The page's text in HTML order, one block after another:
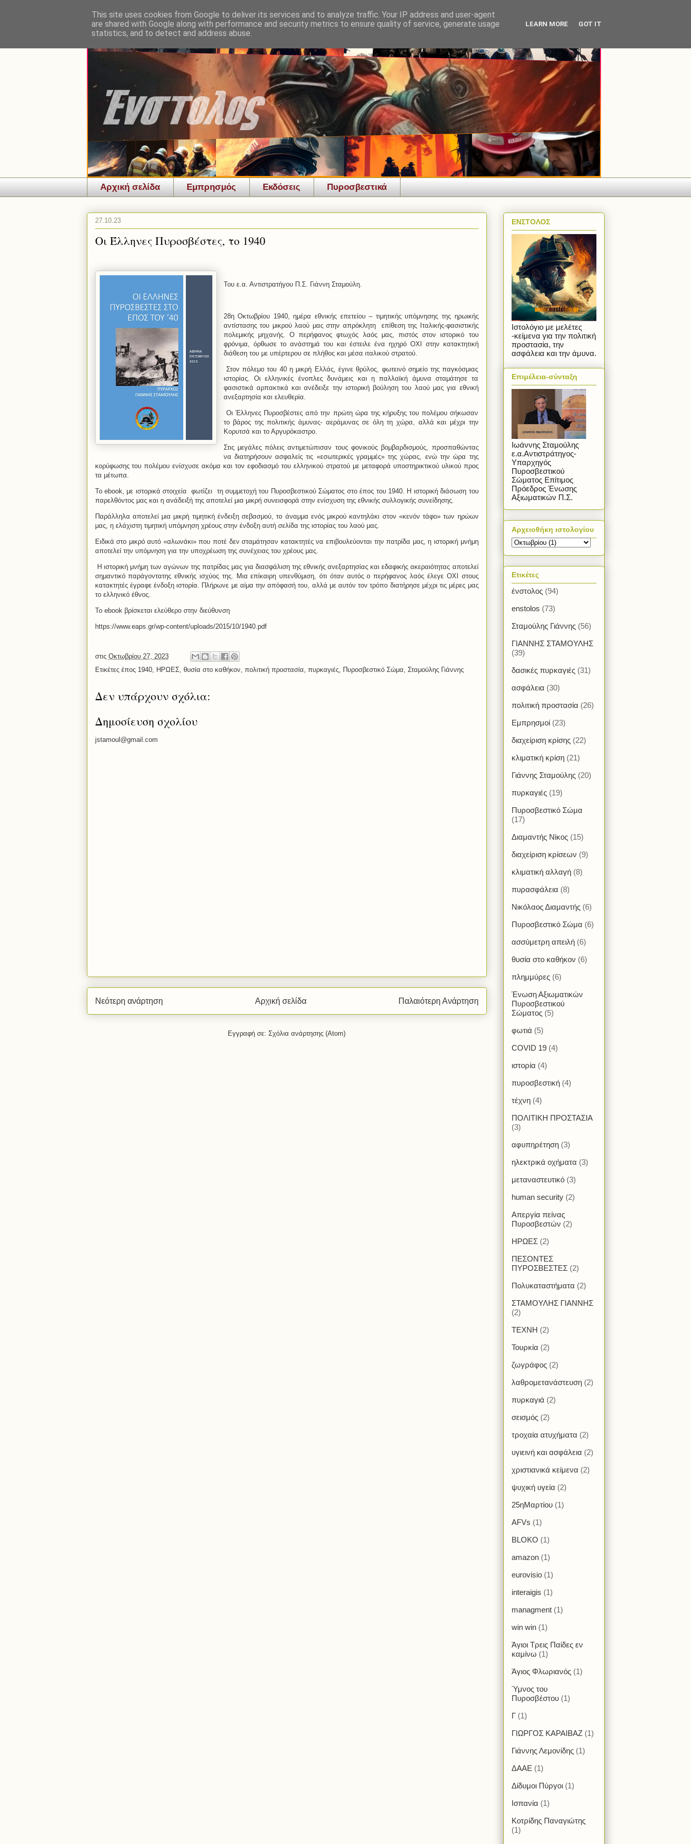
Αρχική σελίδα Εμπρησμός Εκδόσεις Πυροσβεστικά
27.10.23
Οι Έλληνες Πυροσβέστες, τo 1940
Του ε.α. Αντιστρατήγου Π.Σ. Γιάννη Σταμούλη.
28η Οκτωβρίου 1940, ημέρα εθνικής επετείου – τιμητικής υπόμνησης της ηρωικής
αντίστασης του μικρού λαού μας στην απρόκλητη επίθεση της Ιταλικής-φασιστικής
πολεμικής μηχανής. Ο περήφανος φτωχός λαός μας, πιστός στον ιστορικό του
φρόνιμα, όρθωσε το ανάστημά του και έστειλε ένα ηχηρό ΟΧΙ στην κατακτητική
διάθεση του με υπέρτερου σε πλήθος και μέσα ιταλικού στρατού.
Στον πόλεμο του 40 η μικρή Ελλάς, έγινε θρύλος, φωτεινό σημείο της παγκόσμιας
ιστορίας. Οι ελληνικές ένοπλες δυνάμεις και η παλλαϊκή άμυνα σταμάτησε τα
φασιστικά αρπακτικά και ανέδειξε την ιστορική βούληση του λαού μας για εθνική
ανεξαρτησία και ελευθερία.
Οι Έλληνες Πυροσβέστες από την πρώτη ώρα της κήρυξης του πολέμου σήκωσαν
το βάρος της πολιτικής άμυνας- αεράμυνας σε όλη τη χώρα, αλλά και μέχρι την
Κορυτσά και το Αργυρόκαστρο.
Στις μεγάλες πόλεις αντιμετώπισαν τους φονικούς βομβαρδισμούς, προσπαθώντας
να διατηρήσουν ασφαλείς τις «εσωτερικές γραμμές» της χώρας, ενώ την ώρα της
κορύφωσης του πολέμου ενίσχυσε ακόμα και τον εφοδιασμό του ελληνικού στρατού με μεταφορά υποστηρικτικού υλικού προς
τα μέτωπα.
Το ebook, με ιστορικά στοιχεία φωτίζει τη συμμετοχή του Πυροσβεστικού Σώματος στο έπος του 1940. Η ιστορική διάσωση του
παρελθόντος μας και η ανάδειξή της αποτελεί μια μικρή συνεισφορά στην ενίσχυση της εθνικής συλλογικής συνείδησης.
Παράλληλα αποτελεί μια μικρή τιμητική ένδειξη σεβασμού, το άναμμα ενός μικρού καντηλάκι στον «κενόν τάφο» των ηρώων
μας, η ελάχιστη τιμητική υπόμνηση χρέους στην ένδοξη αυτή σελίδα της ιστορίας του λαού μας.
Ειδικά στο μικρό αυτό «αλωνάκι» που ποτέ δεν σταμάτησαν κατακτητές να επιβουλεύονται την πατρίδα μας, η ιστορική μνήμη
αποτελεί την υπόμνηση για την υποχρέωση της συνέχειας του χρέους μας.
Η ιστορική μνήμη των αγώνων της πατρίδας μας για διασφάλιση της εθνικής ανεξαρτησίας και εδαφικής ακεραιότητας αποτελεί
σημαντικό παράγοντατης εθνικής ισχύος της. Mια επίκαιρη υπενθύμιση, ότι όταν αυτός ο περήφανος λαός έλεγε ΟΧΙ στους
κατακτητές έγραφε ένδοξη ιστορία. Πλήρωνε με αίμα την απόφασή του, αλλά με αυτόν τον τρόπο διατήρησε μέχρι τις μέρες μας
το ελληνικό έθνος.
Το ebook βρίσκεται ελεύθερο στην διεύθυνση
https://www.eaps.gr/wp-content/uploads/2015/10/1940.pdf
στις Οκτωβρίου 27, 2023
Ετικέτες έπος 1940, ΗΡΩΕΣ, θυσία στο καθήκον, πολιτική προστασία, πυρκαγιές, Πυροσβεστικό Σώμα, Σταμούλης Γιάννης
Δεν υπάρχουν σχόλια:
Δημοσίευση σχολίου
jstamoul@gmail.com
Νεότερη ανάρτηση Παλαιότερη Ανάρτηση
Αρχική σελίδα
Εγγραφή σε: Σχόλια ανάρτησης (Atom)
EΝΣΤΟΛΟΣ
Ιστολόγιο με μελέτες
-κείμενα για την πολιτική
προστασία, την
ασφάλεια και την άμυνα.
Επιμέλεια-σύνταξη
Ιωάννης Σταμούλης
ε.α.Αντιστράτηγος-
Υπαρχηγός
Πυροσβεστικού
Σώματος Επίτιμος
Πρόεδρος Ένωσης
Αξιωματικών Π.Σ.
Αρχειοθήκη ιστολογίου
Ετικέτες
ένστολος (94)
enstolos (73)
Σταμούλης Γιάννης (56)
ΓΙΑΝΝΗΣ ΣΤΑΜΟΥΛΗΣ
(39)
δασικές πυρκαγιές (31)
ασφάλεια (30)
πολιτική προστασία (26)
Εμπρησμοί (23)
διαχείριση κρίσης (22)
κλιματική κρίση (21)
Γιάννης Σταμούλης (20)
πυρκαγιές (19)
Πυροσβεστικό Σώμα
(17)
Διαμαντής Νίκος (15)
διαχείριση κρίσεων (9)
κλιματική αλλαγή (8)
πυρασφάλεια (8)
Νικόλαος Διαμαντής (6)
Πυροσβεστικό Σώμα (6)
ασσύμετρη απειλή (6)
θυσία στο καθήκον (6)
πλημμύρες (6)
Ένωση Αξιωματικών
Πυροσβεστικού
Σώματος (5)
φωτιά (5)
COVID 19 (4)
ιστορία (4)
πυροσβεστική (4)
τέχνη (4)
ΠΟΛΙΤΙΚΗ ΠΡΟΣΤΑΣΙΑ
(3)
αφυπηρέτηση (3)
ηλεκτρικά οχήματα (3)
μεταναστευτικό (3)
human security (2)
Απεργία πείνας
Πυροσβεστών (2)
ΗΡΩΕΣ (2)
ΠΕΣΟΝΤΕΣ
ΠΥΡΟΣΒΕΣΤΕΣ (2)
Πολυκαταστήματα (2)
ΣΤΑΜΟΥΛΗΣ ΓΙΑΝΝΗΣ
(2)
ΤΕΧΝΗ (2)
Τουρκία (2)
ζωγράφος (2)
λαθρομετανάστευση (2)
πυρκαγιά (2)
σεισμός (2)
τροχαία ατυχήματα (2)
υγιεινή και ασφάλεια (2)
χριστιανικά κείμενα (2)
ψυχική υγεία (2)
25ηΜαρτίου (1)
AFVs (1)
BLOKO (1)
amazon (1)
eurovisio (1)
interaigis (1)
managment (1)
win win (1)
Άγιοι Τρεις Παίδες εν
καμίνω (1)
Άγιος Φλωριανός (1)
Ύμνος του
Πυροσβέστου (1)
Γ (1)
ΓΙΩΡΓΟΣ ΚΑΡΑΙΒΑΖ (1)
Γιάννης Λεμονίδης (1)
ΔΑΑΕ (1)
Δίδυμοι Πύργοι (1)
Ισπανία (1)
Κοτρίδης Παναγιώτης
(1)
This site uses cookies from Google to deliver its services and to analyze traffic. Your IP address and user-agent
are shared with Google along with performance and security metrics to ensure quality of service, generate usage
statistics, and to detect and address abuse.
LEARN MORE GOT IT